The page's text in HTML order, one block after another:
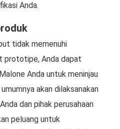
Anda.
tidak memenuhi
prototipe, Anda dapat
Anda untuk meninjau
akan dilaksanakan
dan pihak perusahaan
peluang untuk